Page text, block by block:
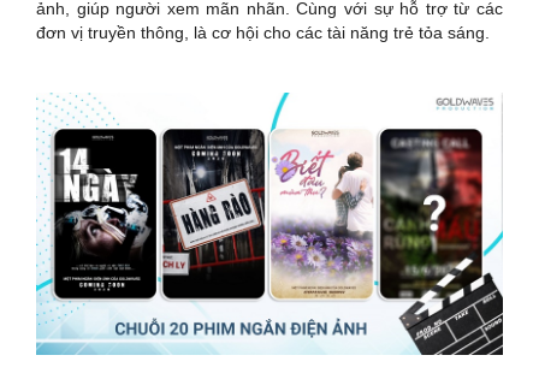
ảnh, giúp người xem mãn nhãn. Cùng với sự hỗ trợ từ các
đơn vị truyền thông, là cơ hội cho các tài năng trẻ tỏa sáng.